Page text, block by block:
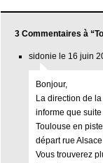
3 Commentaires à
sidonie le 16 juin
Bonjour,
La direction de
informe que
Toulouse en
départ rue
Vous trouverez